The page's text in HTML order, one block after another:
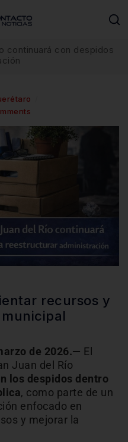
continuará con despidos
recursos y
de 2026.— El
Juan del Río
los despidos dentro
, como parte de un
enfocado en
y mejorar la